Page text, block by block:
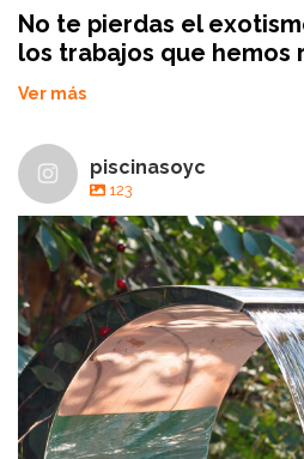
No te pierdas el
los trabajos que hemos
Ver más
piscinasoyc
123
En #PiscinasOYC disponemos